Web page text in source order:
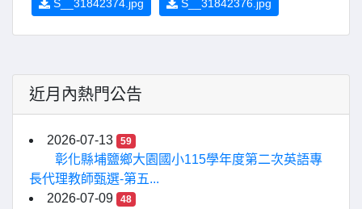
S__31842374.jpg S__31842376.jpg
近月內熱門公告
2026-07-13 59
彰化縣埔鹽鄉大園國小115學年度第二次英語專
長代理教師甄選-第五...
2026-07-09
48